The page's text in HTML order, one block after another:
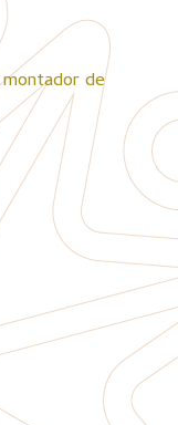
de